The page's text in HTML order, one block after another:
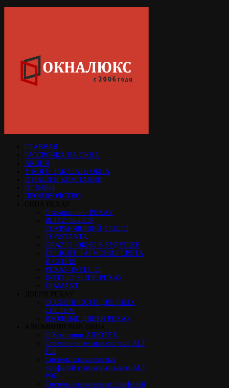
ГЛАВНАЯ
РАССРОЧКА НА ОКНА
АКЦИЯ
У КОГО ЗАКАЗАТЬ ОКНА
О НАШЕЙ КОМПАНИИ
ОТЗЫВЫ
ПРОИЗВОДСТВО
О компании - РЕХАУ
BLITZ: ВЫБОР,
СОХРАНЯЮЩИЙ ТЕПЛО
CONSTANTA
GRAZIO: ОКНО В БУДУЩЕЕ
DELIGHT: ГАРМОНИЯ СВЕТА
И СТИЛЯ
РЕХАУ-INTELIO
INTELIO SLIDE РЕХАУ
DIAMANT
ОСОБЕННОСТИ ДВЕРНЫХ
СИСТЕМ
ВХОДНЫЕ ДВЕРИ РЕХАУ
О Компании АЛЮТЕХ
Стоечно-ригельная система ALT
F50
Cистема алюминиевых
профилей с терморазрывом ALT
W62
Система алюминивых профилей